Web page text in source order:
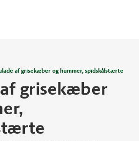
af grisekæber og hummer, spidskålstærte
grisekæber